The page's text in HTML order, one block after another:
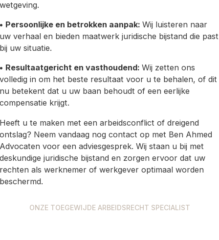
wetgeving.
• Persoonlijke en betrokken aanpak: Wij luisteren naar
uw verhaal en bieden maatwerk juridische bijstand die past
bij uw situatie.
• Resultaatgericht en vasthoudend: Wij zetten ons
volledig in om het beste resultaat voor u te behalen, of dit
nu betekent dat u uw baan behoudt of een eerlijke
compensatie krijgt.
Heeft u te maken met een arbeidsconflict of dreigend
ontslag? Neem vandaag nog contact op met Ben Ahmed
Advocaten voor een adviesgesprek. Wij staan u bij met
deskundige juridische bijstand en zorgen ervoor dat uw
rechten als werknemer of werkgever optimaal worden
beschermd.
ONZE TOEGEWIJDE ARBEIDSRECHT SPECIALIST